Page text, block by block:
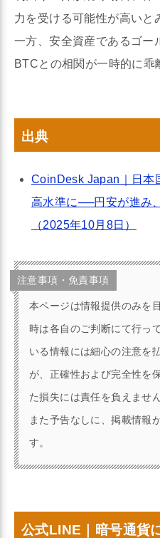
力を受ける可能性が高いと
一方、安全資産であるゴー
BTCとの相関が一時的に乖
出典
CoinDesk Japan｜日本
高水準に──円安が進み
（2025年10月8日）
注意事項・免責事項
本ページは情報提供のみを
時は各自のご判断にて行っ
いる情報には細心の注意を
が、正確性および完全性を
た損失には責任を負えませ
また予告なしに、掲載情報
す。
公式LINE｜暗号通貨